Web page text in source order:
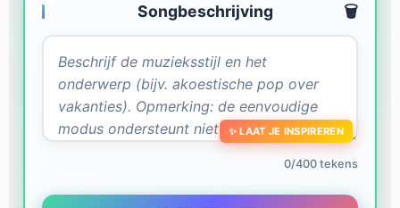
Songbeschrijving 🗑️
✨ LAAT JE INSPIREREN
0/400 tekens